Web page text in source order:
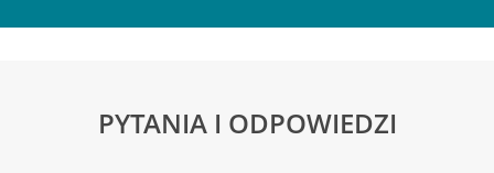
PYTANIA I ODPOWIEDZI